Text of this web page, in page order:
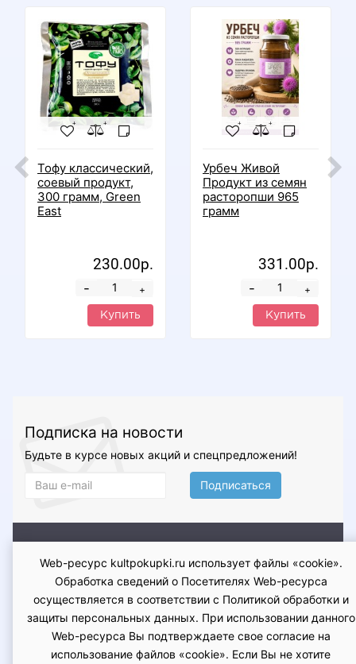
Тофу классический,
соевый продукт,
300 грамм, Green
East
230.00р.
+
-
Купить
Урбеч Живой
Продукт из семян
расторопши 965
грамм
331.00р.
+
-
Купить
Подписка на новости
Будьте в курсе новых акций и спецпредложений!
Подписаться
обмена
Гарантия Контакты Оферта
Политика
конфиденциальности
Web-ресурс kultpokupki.ru использует файлы «cookie».
Обработка сведений о Посетителях Web-ресурса
осуществляется в соответствии с Политикой обработки и
защиты персональных данных. При использовании данного
Web-ресурса Вы подтверждаете свое согласие на
использование файлов «cookie». Если Вы не хотите